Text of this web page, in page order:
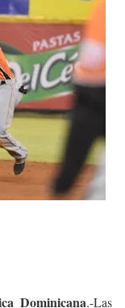
Dominicana.-Las